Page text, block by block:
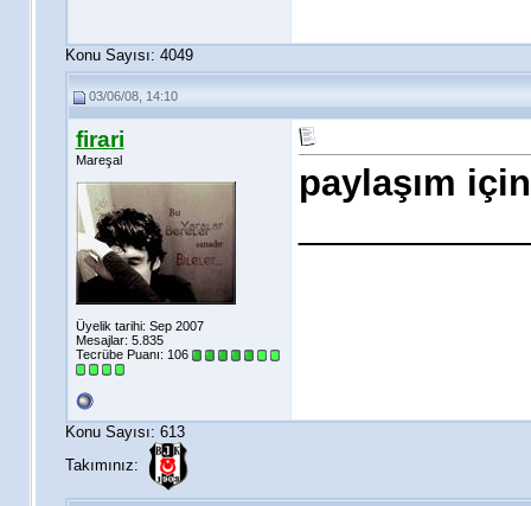
Konu Sayısı: 4049
03/06/08, 14:10
firari
Mareşal
Üyelik tarihi: Sep 2007
Mesajlar: 5.835
Tecrübe Puanı: 106
paylaşım
Konu Sayısı: 613
Takımınız: